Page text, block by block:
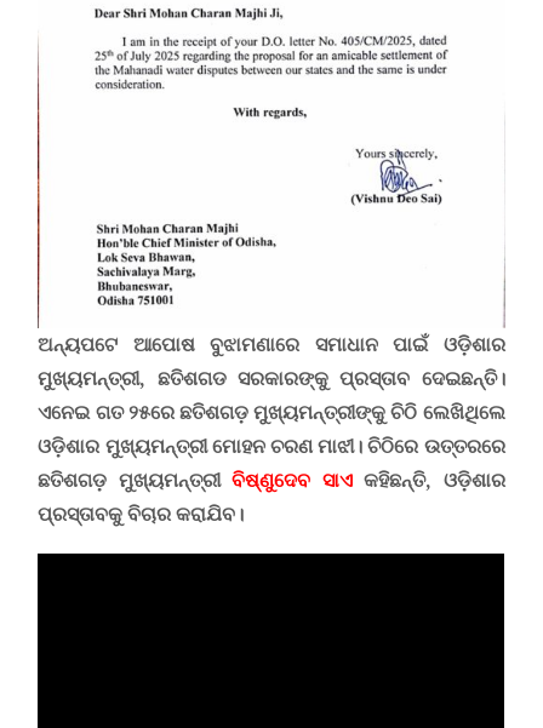
ଅନ୍ୟପଟେ ଆପୋଷ ବୁଝାମଣାରେ ସମାଧାନ ପାଇଁ ଓଡ଼ିଶାର
ମୁଖ୍ୟମନ୍ତ୍ରୀ, ଛତିଶଗଡ ସରକାରଙ୍କୁ ପ୍ରସ୍ତାବ ଦେଇଛନ୍ତି।
ଏନେଇ ଗତ ୨୫ରେ ଛତିଶଗଡ଼ ମୁଖ୍ୟମନ୍ତ୍ରୀଙ୍କୁ ଚିଠି ଲେଖିଥିଲେ
ଓଡ଼ିଶାର ମୁଖ୍ୟମନ୍ତ୍ରୀ ମୋହନ ଚରଣ ମାଝୀ।ଚିଠିରେ ଉତ୍ତରରେ
ଛତିଶଗଡ଼ ମୁଖ୍ୟମନ୍ତ୍ରୀବିଷ୍ଣୁଦେବ ସାଏକହିଛନ୍ତି, ଓଡ଼ିଶାର
ପ୍ରସ୍ତାବକୁ ବିଚାର କରାଯିବ ।